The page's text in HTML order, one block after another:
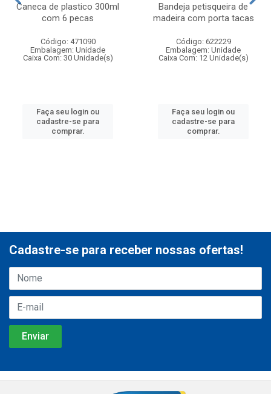
Caneca de plastico 300ml
com 6 pecas
Código: 471090
Embalagem: Unidade
Caixa Com: 30 Unidade(s)
Faça seu login ou
cadastre-se para
comprar.
Bandeja petisqueira de
madeira com porta tacas
Código: 622229
Embalagem: Unidade
Caixa Com: 12 Unidade(s)
Faça seu login ou
cadastre-se para
comprar.
Cadastre-se para receber nossas ofertas!